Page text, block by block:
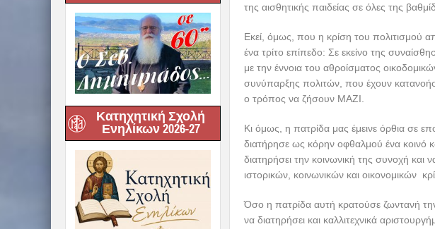
Κατηχητική Σχολή
Ενηλίκων 2026-27
της αισθητικής παιδείας σε όλες της
Εκεί, όμως, που η κρίση του πολιτισμού
ένα τρίτο επίπεδο: Σε εκείνο της
με την έννοια του αθροίσματος
συνύπαρξης πολιτών, που έχουν
ο τρόπος να ζήσουν ΜΑΖΙ.
Κι όμως, η πατρίδα μας έμεινε όρθια σε
διατήρησε ως κόρην οφθαλμού ένα κοινό
διατηρήσει την κοινωνική της συνοχή
ιστορικών, κοινωνικών και οικονομικών
Όσο η πατρίδα αυτή κρατούσε ζωντανή
να διατηρήσει και καλλιτεχνικά